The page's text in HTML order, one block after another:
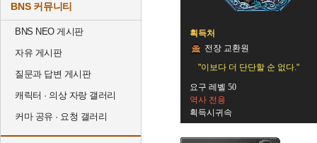
BNS 커뮤니티
BNS NEO 게시판
자유 게시판
질문과 답변 게시판
캐릭터 · 의상 자랑 갤러리
커마 공유 · 요청 갤러리
획득처
전장 교환원
"이보다 더 단단할 순 없다."
요구 레벨 50
역사 전용
획득시귀속